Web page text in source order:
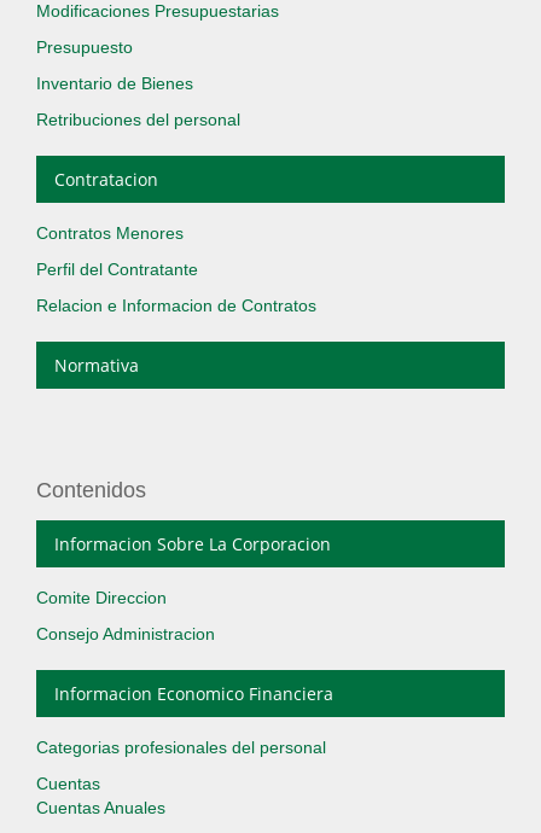
Modificaciones Presupuestarias
Presupuesto
Inventario de Bienes
Retribuciones del personal
Contratacion
Contratos Menores
Perfil del Contratante
Relacion e Informacion de Contratos
Normativa
Contenidos
Informacion Sobre La Corporacion
Comite Direccion
Consejo Administracion
Informacion Economico Financiera
Categorias profesionales del personal
Cuentas
Cuentas Anuales